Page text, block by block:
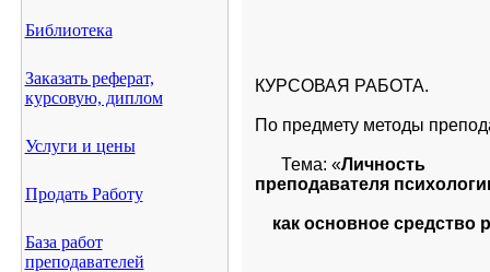
Библиотека
Заказать реферат,
курсовую, диплом
Услуги и цены
Продать Работу
База работ
преподавателей
КУРСОВАЯ РАБОТА.
По предмету методы
Тема: «Личность
преподавателя
как основное средство